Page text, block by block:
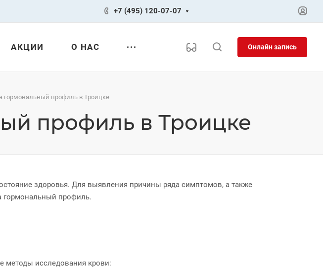
+7 (495) 120-07-07
АКЦИИ О НАС Онлайн запись
гормональный профиль в Троицке
профиль в Троицке
здоровья. Для выявления причины ряда симптомов, а также
гормональный профиль.
методы исследования крови: